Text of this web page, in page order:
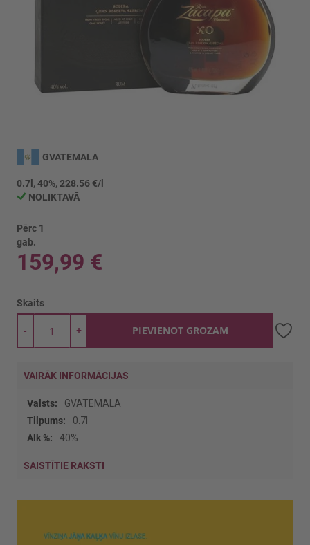
uz
galerijas
sākumu
GVATEMALA
0.7l, 40%, 228.56 €/l
NOLIKTAVĀ
Pērc 1
gab.
159,99 €
Skaits
+
- PIEVIENOT GROZAM
VAIRĀK INFORMĀCIJAS
Vairāk
informācijas
GVATEMALA
0.7l
40%
SAISTĪTIE RAKSTI